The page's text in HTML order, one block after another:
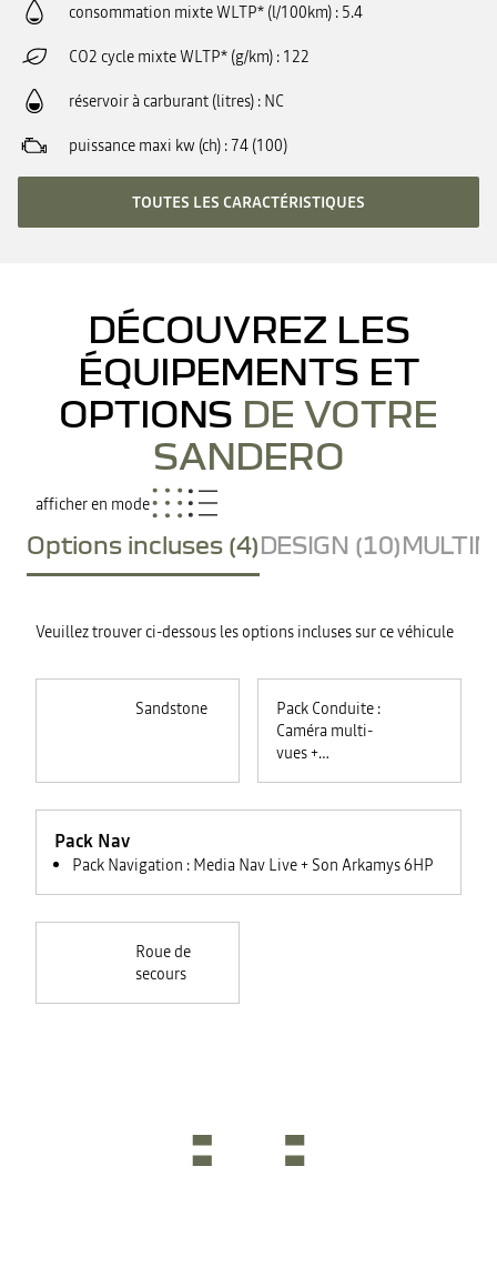
consommation mixte WLTP* (l/100km) 5.4
CO2 cycle mixte WLTP* (g/km) 122
réservoir à carburant (litres) NC
puissance maxi kw (ch) 74 (100)
TOUTES LES CARACTÉRISTIQUES
DÉCOUVREZ LES
ÉQUIPEMENTS ET
OPTIONS DE VOTRE
SANDERO
afficher en mode
Options incluses (4)DESIGN (10)
Veuillez trouver ci-dessous les options incluses sur ce véhicule
Sandstone
Pack Conduite :
Caméra multi-
vues +
électriques
Pack Nav
Pack Navigation : Media Nav Live + Son Arkamys 6HP
Roue de
secours